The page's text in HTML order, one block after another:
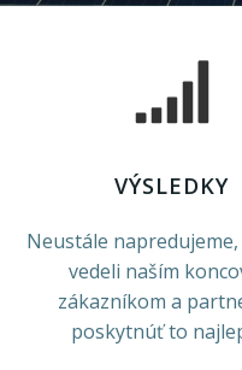
VÝSLEDKY
Neustále napredujeme,
vedeli naším
zákazníkom a
poskytnúť to